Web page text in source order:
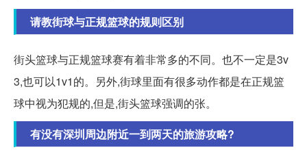
请教街球与正规篮球的规则区别
街头篮球与正规篮球赛有着非常多的不同。也不一定是3v
3,也可以1v1的。另外,街球里面有很多动作都是在正规篮
球中视为犯规的,但是,街头篮球强调的张。
有没有深圳周边附近一到两天的旅游攻略?